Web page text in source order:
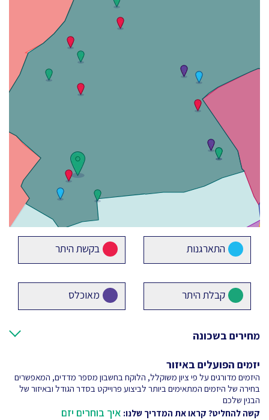
התארגנות בקשת היתר
קבלת היתר מאוכלס
מחירים בשכונה
יזמים הפועלים באיזור
היזמים מדורגים על פי ציון משוקלל, הלוקח בחשבון מספר מדדים, המאפשרים
בחירה של היזמים המתאימים ביותר לביצוע פרוייקט בסדר הגודל ובאיזור של
הבנין שלכם
קשה להחליט? קראו את המדריך שלנו: איך בוחרים יזם